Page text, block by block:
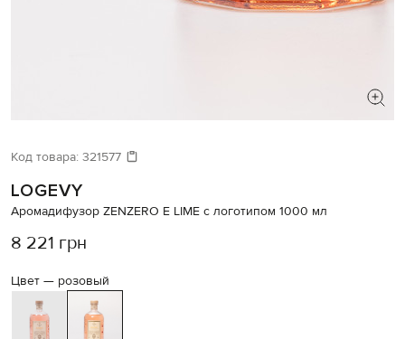
Код товара: 321577
LOGEVY
Аромадифузор ZENZERO E LIME с логотипом 1000 мл
8 221 грн
Цвет — розовый